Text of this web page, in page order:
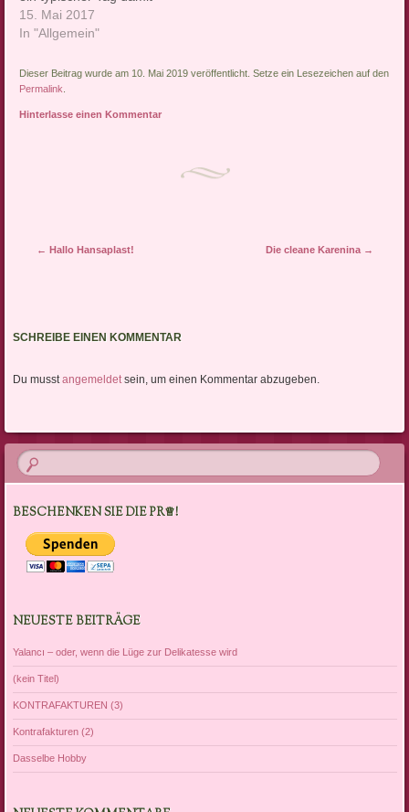
beginnt, dass man sich am
liebsten gleich wieder die
ziehen würde. Wirklich
nicht. Warum nicht,
15. Mai 2017
In "Allgemein"
Dieser Beitrag wurde am 10. Mai 2019 veröffentlicht. Setze ein Lesezeichen auf den
Permalink
Hinterlasse einen Kommentar
Artikel-Navigation
← Hallo Hansaplast! Die cleane Karenina →
SCHREIBE EINEN KOMMENTAR
Du musst angemeldetsein, um einen Kommentar abzugeben.
BESCHENKEN SIE DIE PR♕!
NEUESTE BEITRÄGE
Yalancı – oder, wenn die Lüge zur Delikatesse wird
(kein Titel)
KONTRAFAKTUREN (3)
Kontrafakturen (2)
Dasselbe Hobby